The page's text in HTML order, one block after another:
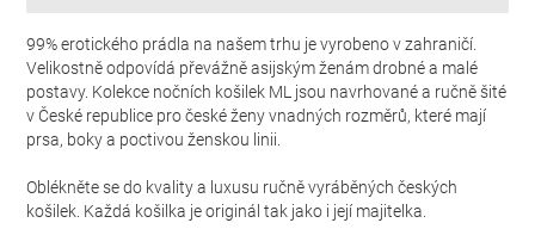
99% erotického prádla na našem trhu je vyrobeno v zahraničí.
Velikostně odpovídá převážně asijským ženám drobné a malé
postavy. Kolekce nočních košilek ML jsou navrhované a ručně šité
v České republice pro české ženy vnadných rozměrů, které mají
prsa, boky a poctivou ženskou linii.
Oblékněte se do kvality a luxusu ručně vyráběných českých
košilek. Každá košilka je originál tak jako i její majitelka.